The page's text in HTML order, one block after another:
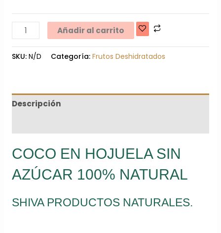
Añadir al carrito
SKU: N/D Categoría: Frutos Deshidratados
Descripción
COCO EN HOJUELA SIN
AZÚCAR 100% NATURAL
SHIVA PRODUCTOS NATURALES.